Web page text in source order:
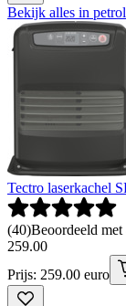
Bekijk alles in
Tectro laserkachel
(40)Beoordeeld
259.00
Prijs: 259.00 euro